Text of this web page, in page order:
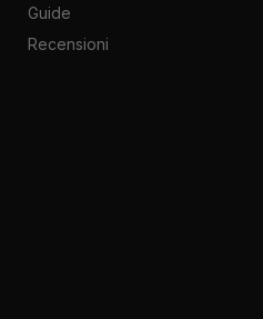
Guide
Recensioni